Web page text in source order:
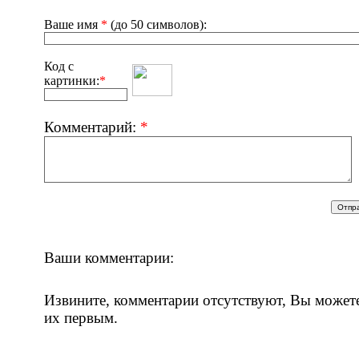
Ваше имя * (до 50 символов):
Код с
картинки:*
Комментарий: *
Ваши комментарии:
Извините, комментарии отсутствуют, Вы
их первым.